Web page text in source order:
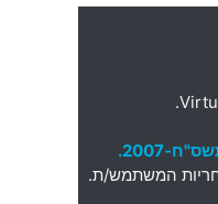
המשתמש/ת.